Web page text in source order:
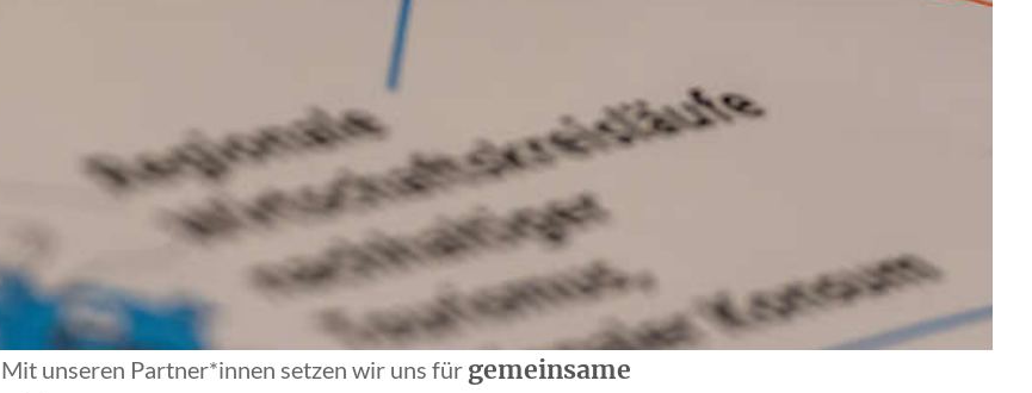
Mit unseren Partner*innen setzen wir uns für gemeinsame